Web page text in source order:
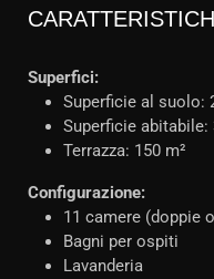
Superfici:
Superficie al suolo:
Superficie abitabile:
Terrazza: 150 m²
Configurazione:
11 camere (doppie
Bagni per ospiti
Lavanderia